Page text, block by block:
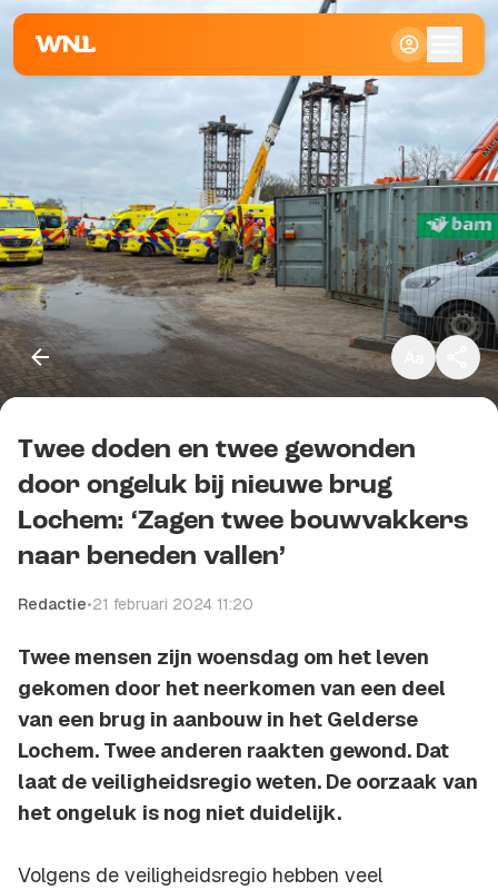
Klein
Standaard
Groot
Kopieer link
Twee doden en twee gewonden
door ongeluk bij nieuwe brug
Lochem: ‘Zagen twee bouwvakkers
naar beneden vallen’
Redactie•21 februari 2024 11:20
Twee mensen zijn woensdag om het leven
gekomen door het neerkomen van een deel
van een brug in aanbouw in het Gelderse
Lochem. Twee anderen raakten gewond. Dat
laat de veiligheidsregio weten. De oorzaak van
het ongeluk is nog niet duidelijk.
Volgens de veiligheidsregio hebben veel